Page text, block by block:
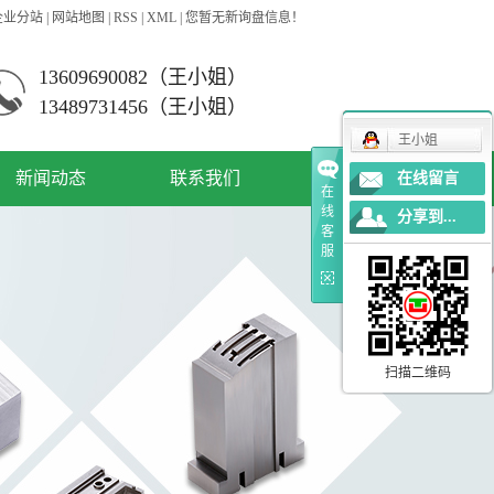
业分站 网站地图 RSS XML 您暂无新询盘信息！
13609690082（王小姐）
13489731456（王小姐）
新闻动态 联系我们
在
线
客
服
王小姐
在线留言
分享到...
扫描二维码